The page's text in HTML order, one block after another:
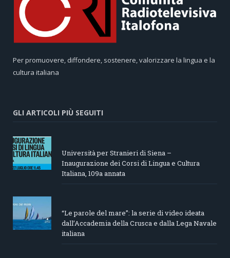
Per promuovere, diffondere, sostenere, valorizzare la lingua e la
cultura italiana
GLI ARTICOLI PIÙ SEGUITI
Università per Stranieri di Siena –
Inaugurazione dei Corsi di Lingua e Cultura
Italiana, 109a annata
“Le parole del mare”: la serie di video ideata
dall’Accademia della Crusca e dalla Lega Navale
italiana